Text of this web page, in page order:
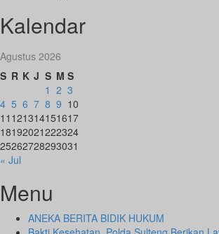
Kalendar
Agustus 2026
S R K J S M S
1 2 3
4 5 6 7 8 9 10
11 121314151617
18192021222324
25262728293031
« Jul
Menu
ANEKA BERITA BIDIK HUKUM